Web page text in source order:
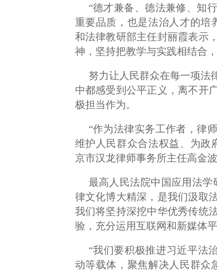
“德才兼备、德法兼修、知
重要品质，也是法治人才的培
和法律教研部主任封丽霞表示
神，坚持把教学与实践相结合
努力让人民群众在每一项法
中都感受到公平正义，离不开
极担当作为。
“作为法律实务工作者，律
维护人民群众合法权益、为政
京市汉龙律师事务所主任高金
最高人民法院中国应用法
律文化博大精深，是我们汲取
我们将坚持深挖中华优秀传统
验，充分运用互联网和新媒体
“我们要积极推进习近平法
动等载体，聚焦解决人民群众